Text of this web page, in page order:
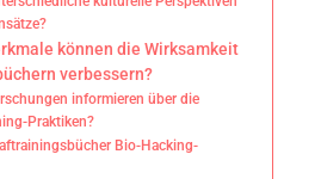
können die Wirksamkeit
verbessern?
informieren über die
Praktiken?
Bio-Hacking-